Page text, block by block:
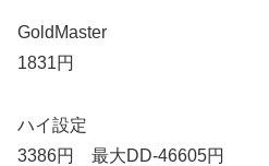
GoldMaster
1831円
ハイ設定
3386円 最大DD-46605円